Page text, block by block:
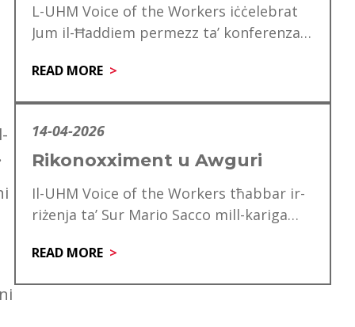
L-UHM Voice of the Workers iċċelebrat
Jum il-Ħaddiem permezz ta’ konferenza
mfakkar ukoll is-60 anniversarju…
READ MORE
14-04-2026
Rikonoxximent u Awguri
Il-UHM Voice of the Workers tħabbar ir-
riżenja ta’ Sur Mario Sacco mill-kariga
servizz tiegħu,…
READ MORE